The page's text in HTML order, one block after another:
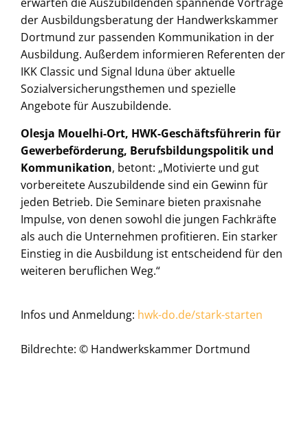
erwarten die Auszubildenden spannende Vorträge
der Ausbildungsberatung der Handwerkskammer
Dortmund zur passenden Kommunikation in der
Ausbildung. Außerdem informieren Referenten der
IKK Classic und Signal Iduna über aktuelle
Sozialversicherungsthemen und spezielle
Angebote für Auszubildende.
Olesja Mouelhi-Ort, HWK-Geschäftsführerin für
Gewerbeförderung, Berufsbildungspolitik und
Kommunikation, betont: „Motivierte und gut
vorbereitete Auszubildende sind ein Gewinn für
jeden Betrieb. Die Seminare bieten praxisnahe
Impulse, von denen sowohl die jungen Fachkräfte
als auch die Unternehmen profitieren. Ein starker
Einstieg in die Ausbildung ist entscheidend für den
weiteren beruflichen Weg.“
Infos und Anmeldung: hwk-do.de/stark-starten
Bildrechte: © Handwerkskammer Dortmund